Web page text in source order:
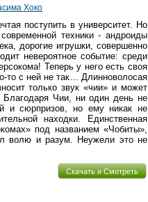
Хоко
поступить в университет. Но
техники - андроиды
дорогие игрушки, совершенно
невероятное событие: среди
Теперь у него есть своя
то с ней не так… Длинноволосая
только звук «чии» и может
Благодаря Чии, ни один день не
и сюрпризов, но ему никак не
находки. Единственная
под названием «Чобиты»,
волю и разум. Неужели это не
Скачать и Смотреть